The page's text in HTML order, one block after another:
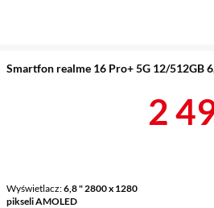
Smartfon realme 16 Pro+ 5G 12/512GB
Wyświetlacz 6,8 " 2800 x 1280
pikseli AMOLED
2